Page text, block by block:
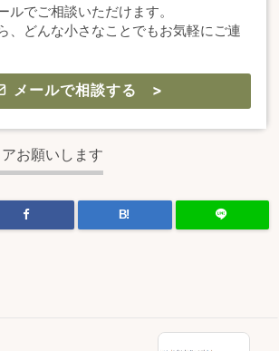
ルでご相談いただけます。
、どんな小さなことでもお気軽にご連
メールで相談する >
お願いします
B!